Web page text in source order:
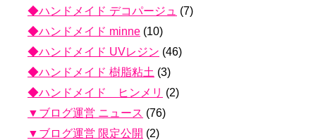
◆ハンドメイド デコパージュ (7)
◆ハンドメイド minne (10)
◆ハンドメイド UVレジン (46)
◆ハンドメイド 樹脂粘土 (3)
◆ハンドメイド ヒンメリ (2)
▼ブログ運営 ニュース (76)
▼ブログ運営 限定公開 (2)